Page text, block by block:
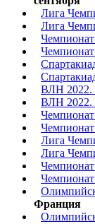
Лига
Лига
ВЛН
ВЛН
Лига
Лига
Франция